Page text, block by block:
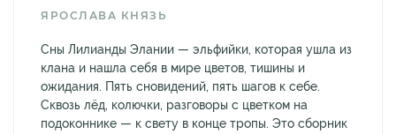
ЯРОСЛАВА КНЯЗЬ
Сны Лилианды Элании — эльфийки, которая ушла из
клана и нашла себя в мире цветов, тишины и
ожидания. Пять сновидений, пять шагов к себе.
Сквозь лёд, колючки, разговоры с цветком на
подоконнике — к свету в конце тропы. Это сборник